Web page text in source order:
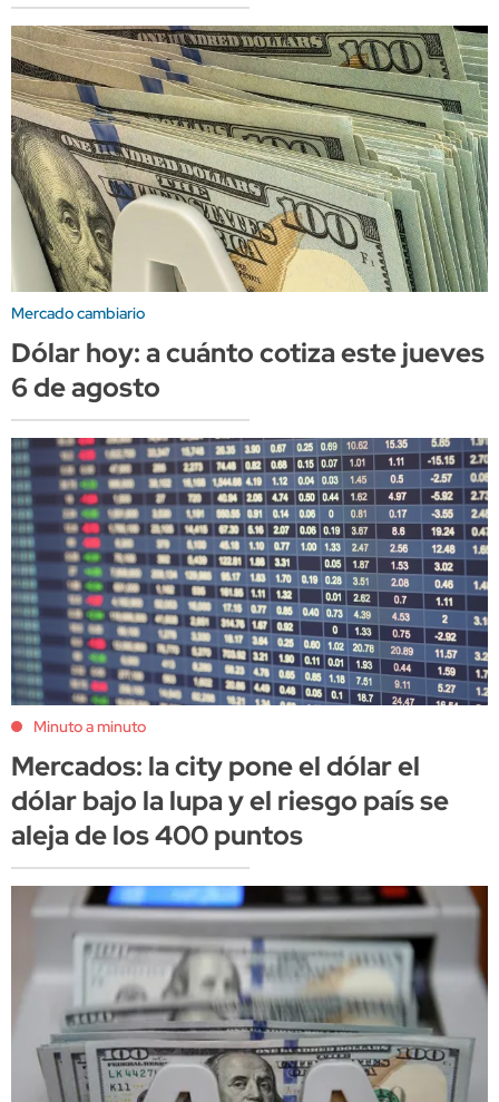
Mercado cambiario
Dólar hoy: a cuánto cotiza este jueves
6 de agosto
Minuto a minuto
Mercados: la city pone el dólar el
dólar bajo la lupa y el riesgo país se
aleja de los 400 puntos